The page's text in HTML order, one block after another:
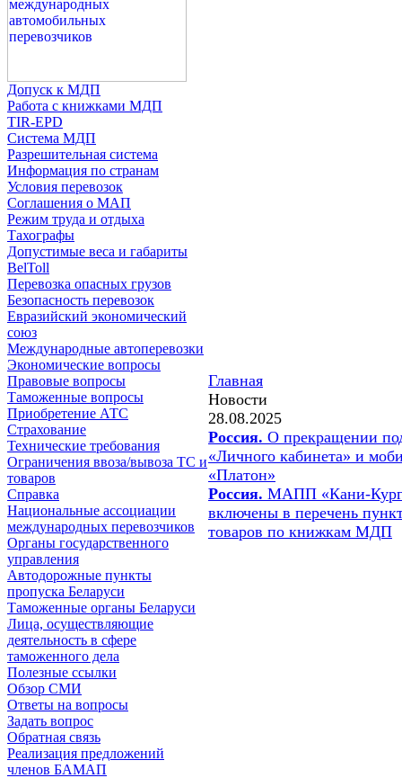
Допуск к МДП
Работа с книжками МДП
TIR-EPD
Система МДП
Разрешительная система
Информация по странам
Условия перевозок
Соглашения о МАП
Режим труда и отдыха
Тахографы
Допустимые веса и габариты
BelToll
Перевозка опасных грузов
Безопасность перевозок
Евразийский экономический
союз
Международные автоперевозки
Экономические вопросы
Правовые вопросы
Таможенные вопросы
Приобретение АТС
Страхование
Технические требования
Ограничения ввоза/вывоза ТС и
товаров
Справка
Национальные ассоциации
международных перевозчиков
Органы государственного
управления
Автодорожные пункты
пропуска Беларуси
Таможенные органы Беларуси
Лица, осуществляющие
деятельность в сфере
таможенного дела
Полезные ссылки
Обзор СМИ
Ответы на вопросы
Задать вопрос
Обратная связь
Реализация предложений
членов БАМАП
Главная
Новости
28.08.2025
Россия. О прекращении
«Личного кабинета» и
«Платон»
Россия. МАПП «Кани-
включены в перечень
товаров по книжкам МДП